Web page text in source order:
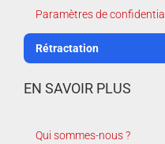
Paramètres de
Rétractation
EN SAVOIR PLUS
Qui sommes-nous ?